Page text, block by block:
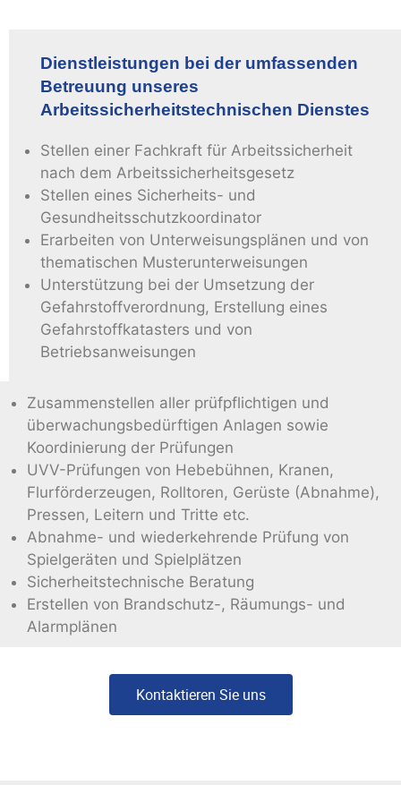
Dienstleistungen bei der umfassenden
Betreuung unseres
Arbeitssicherheitstechnischen Dienstes
Stellen einer Fachkraft für Arbeitssicherheit
nach dem Arbeitssicherheitsgesetz
Stellen eines Sicherheits- und
Gesundheitsschutzkoordinator
Erarbeiten von Unterweisungsplänen und von
thematischen Musterunterweisungen
Unterstützung bei der Umsetzung der
Gefahrstoffverordnung, Erstellung eines
Gefahrstoffkatasters und von
Betriebsanweisungen
Zusammenstellen aller prüfpflichtigen und
überwachungsbedürftigen Anlagen sowie
Koordinierung der Prüfungen
UVV-Prüfungen von Hebebühnen, Kranen,
Flurförderzeugen, Rolltoren, Gerüste (Abnahme),
Pressen, Leitern und Tritte etc.
Abnahme- und wiederkehrende Prüfung von
Spielgeräten und Spielplätzen
Sicherheitstechnische Beratung
Erstellen von Brandschutz-, Räumungs- und
Alarmplänen
Kontaktieren Sie uns